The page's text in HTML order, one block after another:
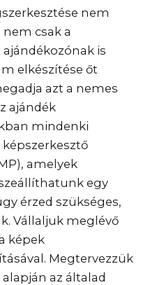
nem
csak a
is
elkészítése őt
azt a nemes
ajándék
mindenki
amelyek
egy
érzed szükséges,
Vállaljuk meglévő
képek
Megtervezzük
az általad